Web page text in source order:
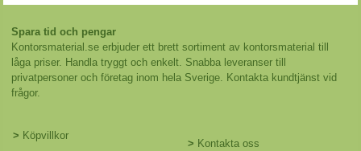
Spara tid och pengar
Kontorsmaterial.se erbjuder ett brett sortiment av kontorsmaterial till
låga priser. Handla tryggt och enkelt. Snabba leveranser till
privatpersoner och företag inom hela Sverige. Kontakta kundtjänst vid
frågor.
> Köpvillkor
> Kontakta oss